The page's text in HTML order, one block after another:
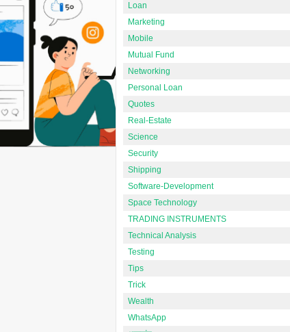
Loan
Marketing
Mobile
Mutual Fund
Networking
Personal Loan
Quotes
Real-Estate
Science
Security
Shipping
Software-Development
Space Technology
TRADING INSTRUMENTS
Technical Analysis
Testing
Tips
Trick
Wealth
WhatsApp